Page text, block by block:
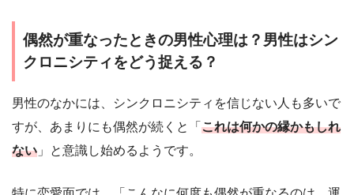
偶然が重なったときの男性心理は？男性はシン
クロニシティをどう捉える？
男性のなかには、シンクロニシティを信じない人も多いで
すが、あまりにも偶然が続くと「 これは何かの縁かもしれ
ない 」と意識し始めるようです。